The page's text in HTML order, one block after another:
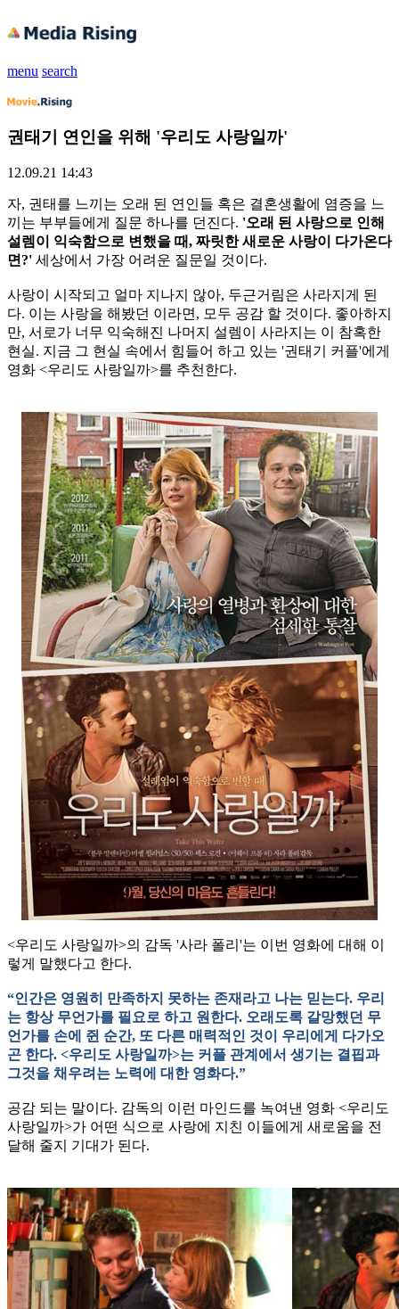
menu search
권태기 연인을 위해 '우리도 사랑일까'
12.09.21 14:43
자, 권태를 느끼는 오래 된 연인들 혹은 결혼생활에 염증을 느
끼는 부부들에게 질문 하나를 던진다. '오래 된 사랑으로 인해
설렘이 익숙함으로 변했을 때, 짜릿한 새로운 사랑이 다가온다
면?' 세상에서 가장 어려운 질문일 것이다.
사랑이 시작되고 얼마 지나지 않아, 두근거림은 사라지게 된
다. 이는 사랑을 해봤던 이라면, 모두 공감 할 것이다. 좋아하지
만, 서로가 너무 익숙해진 나머지 설렘이 사라지는 이 참혹한
현실. 지금 그 현실 속에서 힘들어 하고 있는 '권태기 커플'에게
영화 <우리도 사랑일까>를 추천한다.
<우리도 사랑일까>의 감독 '사라 폴리'는 이번 영화에 대해 이
렇게 말했다고 한다.
“인간은 영원히 만족하지 못하는 존재라고 나는 믿는다. 우리
는 항상 무언가를 필요로 하고 원한다. 오래도록 갈망했던 무
언가를 손에 쥔 순간, 또 다른 매력적인 것이 우리에게 다가오
곤 한다. <우리도 사랑일까>는 커플 관계에서 생기는 결핍과
그것을 채우려는 노력에 대한 영화다.”
공감 되는 말이다. 감독의 이런 마인드를 녹여낸 영화 <우리도
사랑일까>가 어떤 식으로 사랑에 지친 이들에게 새로움을 전
달해 줄지 기대가 된다.